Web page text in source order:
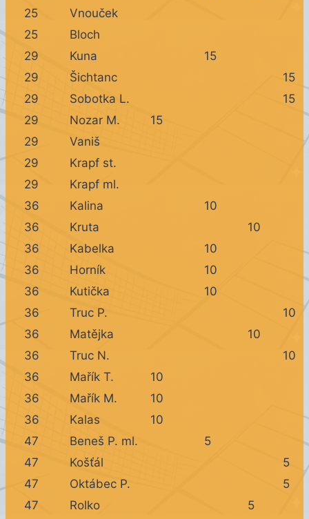
25
Vnouček
25
Bloch
29
Kuna
15
29
Šichtanc
15
29
Sobotka L.
15
29
Nozar M.
15
29
Vaniš
29
Krapf st.
29
Krapf ml.
36
Kalina
10
36
Kruta
10
36
Kabelka
10
36
Horník
10
36
Kutička
10
36
Truc P.
10
36
Matějka
10
36
Truc N.
10
36
Mařík T.
10
36
Mařík M.
10
36
Kalas
10
47
Beneš P. ml.
5
47
Košťál
5
47
Oktábec P.
5
47
Rolko
5